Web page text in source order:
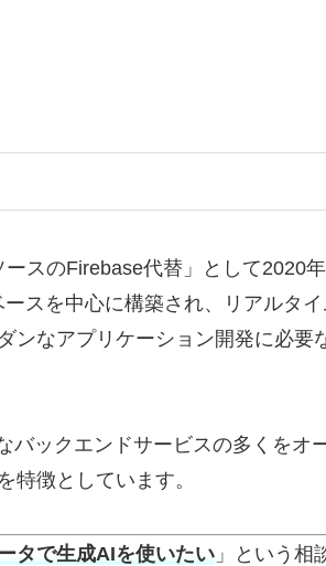
スのFirebase代替」として2020
スを中心に構築され、リアルタ
ンなアプリケーション開発に必要
バックエンドサービスの多くをオ
特徴としています。
タで生成AIを使いたい」という相